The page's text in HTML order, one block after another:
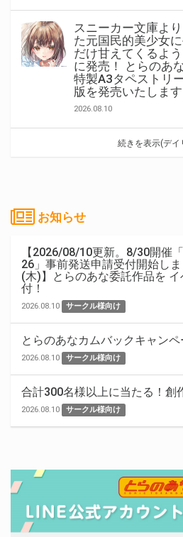
スニーカー文庫よ
た元国民的美少女
だけ甘えてくるよ
に発売！ とらのあ
特製A3タペストリ
版を発売いたします
2026.08.10
続きを表示(デイ
お知らせ
【2026/08/10更新。8/30開催
26」事前発送申請受付開始し
(木)】とらのあな委託作品を
付！
2026.08.10 サークル様向け
とらのあなカムバックキャンペ
2026.08.10 サークル様向け
合計300名様以上に当たる！創
2026.08.10 サークル様向け